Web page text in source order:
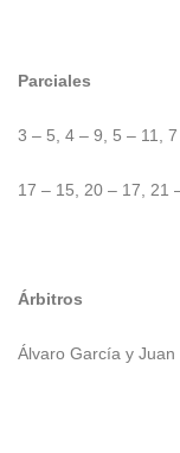
Parciales
3 – 5, 4 – 9, 5 – 11,
17 – 15, 20 – 17, 21
Árbitros
Álvaro García y